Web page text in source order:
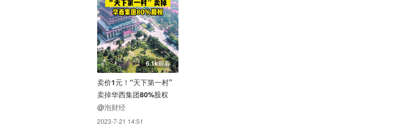
6.1k观看
卖价1元！“天下第一村”
卖掉华西集团80%股权
@泡财经
2023-7-21 14:51